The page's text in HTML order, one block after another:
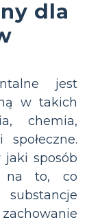
dla
jest
w takich
chemia,
sposób
na to, co